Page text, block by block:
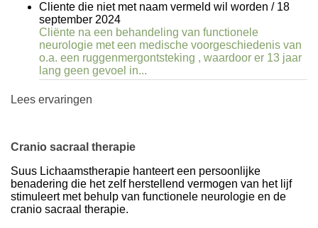
Cliente die niet met naam vermeld wil worden / 18
september 2024
Cliënte na een behandeling van functionele
neurologie met een medische voorgeschiedenis van
o.a. een ruggenmergontsteking , waardoor er 13 jaar
lang geen gevoel in...
Lees ervaringen
Cranio sacraal therapie
Suus Lichaamstherapie hanteert een persoonlijke
benadering die het zelf herstellend vermogen van het lijf
stimuleert met behulp van functionele neurologie en de
cranio sacraal therapie.